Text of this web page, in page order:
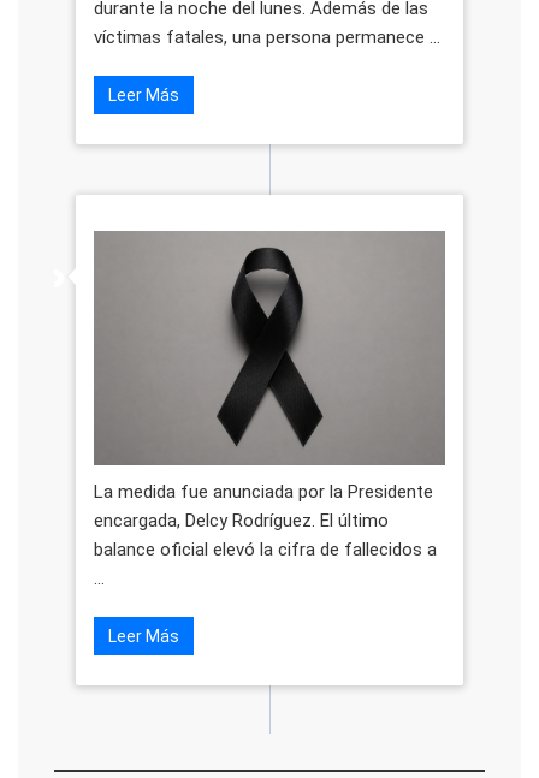
durante la noche del lunes. Además de las
víctimas fatales, una persona permanece ...
Leer Más
La medida fue anunciada por la Presidente
encargada, Delcy Rodríguez. El último
balance oficial elevó la cifra de fallecidos a
Leer Más